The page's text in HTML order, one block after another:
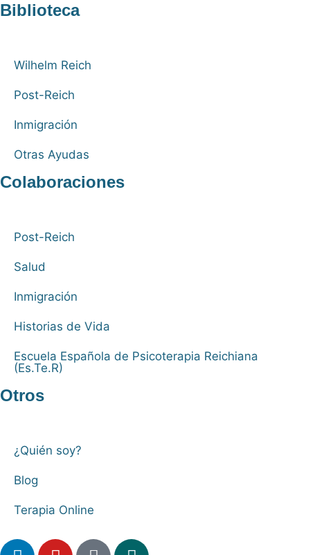
Biblioteca
Wilhelm Reich
Post-Reich
Inmigración
Otras Ayudas
Colaboraciones
Post-Reich
Salud
Inmigración
Historias de Vida
Escuela Española de Psicoterapia Reichiana
(Es.Te.R)
Otros
¿Quién soy?
Blog
Terapia Online